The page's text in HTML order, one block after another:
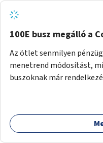
tud állni a megállóba. A
csúcsidőben már most is
befejeztével
100E busz megálló a
Az ötlet senmilyen
menetrend módosítást,
buszoknak már
ha a 100E reptéri busz a
megállna - főleg éjjel,